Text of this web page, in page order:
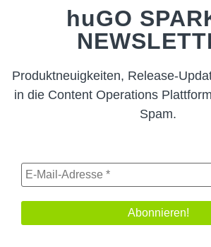
huGO
Produktneuigkeiten, Release-
in die Content Operations
Spam.